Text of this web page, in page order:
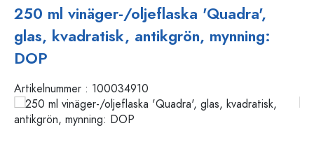
250 ml vinäger-/oljeflaska 'Quadra',
glas, kvadratisk, antikgrön, mynning:
DOP
Artikelnummer : 100034910